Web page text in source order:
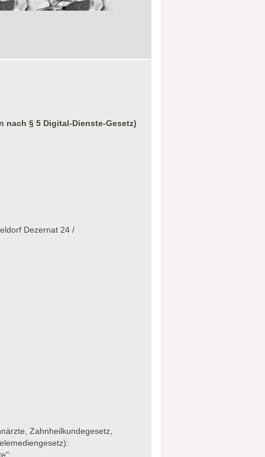
nach § 5 Digital-Dienste-Gesetz)
Dezernat 24 /
Zahnheilkundegesetz,